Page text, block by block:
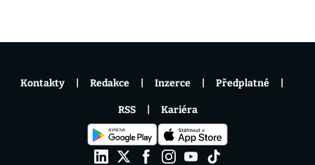
Kontakty Redakce Inzerce Předplatné
RSS Kariéra